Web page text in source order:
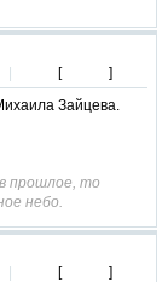
| [
]
Зайцева.
прошлое, то
небо.
| [ ]